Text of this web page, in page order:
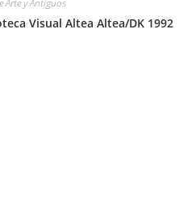
Arte y Antiguos
Visual Altea Altea/DK 1992